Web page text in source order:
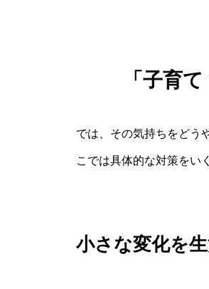
「子育
では、その気持ちをどう
こでは具体的な対策をい
小さな変化を